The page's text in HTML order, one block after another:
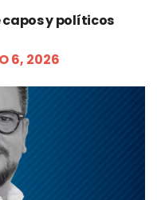
y políticos
6, 2026